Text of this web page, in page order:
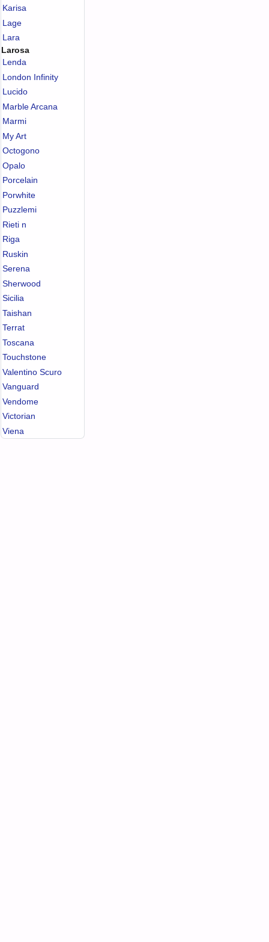
Karisa
Lage
Lara
Larosa
Lenda
London Infinity
Lucido
Marble Arcana
Marmi
My Art
Octogono
Opalo
Porcelain
Porwhite
Puzzlemi
Rieti n
Riga
Ruskin
Serena
Sherwood
Sicilia
Taishan
Terrat
Toscana
Touchstone
Valentino Scuro
Vanguard
Vendome
Victorian
Viena